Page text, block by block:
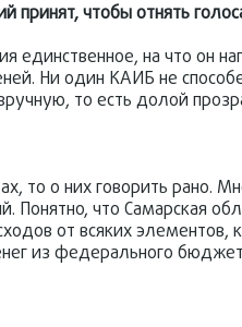
принят, чтобы отнять
единственное, на что он
Ни один КАИБ не
то есть долой
то о них говорить рано.
Понятно, что Самарская
от всяких элементов,
из федерального